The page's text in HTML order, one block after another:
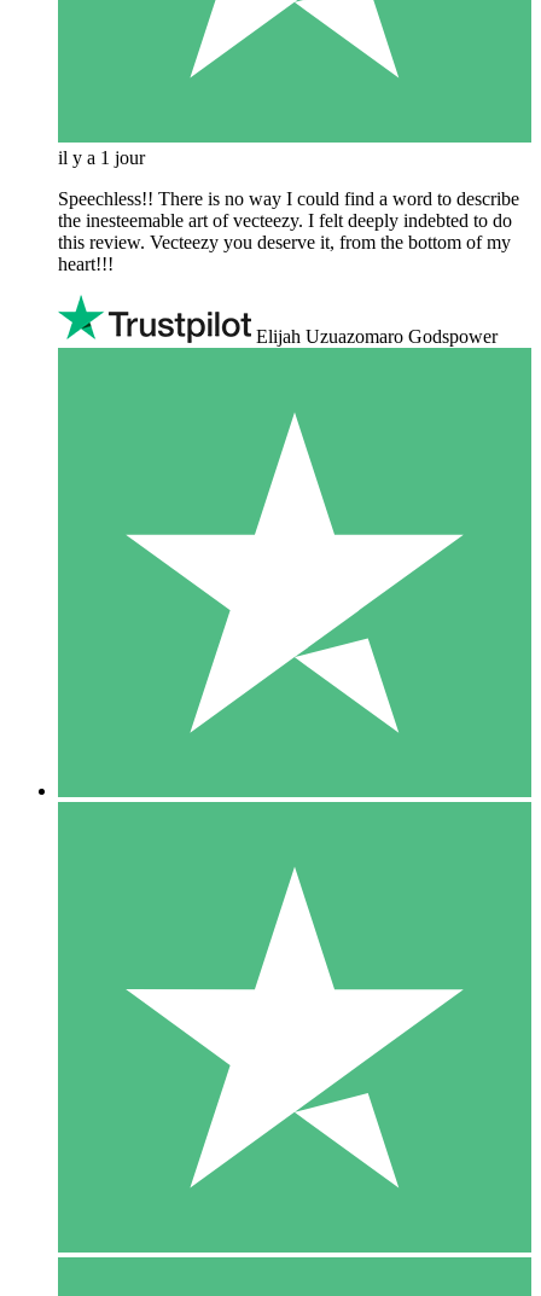
il y a 1 jour
Speechless!! There is no way I could find a word to describe
the inesteemable art of vecteezy. I felt deeply indebted to do
this review. Vecteezy you deserve it, from the bottom of my
heart!!!
Elijah Uzuazomaro Godspower